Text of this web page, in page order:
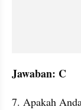
Jawaban: C
7. Apakah